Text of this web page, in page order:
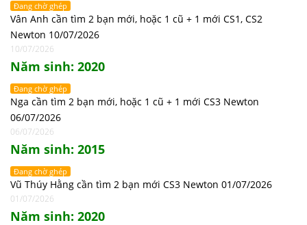
Đang chờ ghép
Vân Anh cần tìm 2 bạn mới, hoặc 1 cũ + 1 mới CS1, CS2
Newton 10/07/2026
10/07/2026
Năm sinh: 2020
Đang chờ ghép
Nga cần tìm 2 bạn mới, hoặc 1 cũ + 1 mới CS3 Newton
06/07/2026
06/07/2026
Năm sinh: 2015
Đang chờ ghép
Vũ Thúy Hằng cần tìm 2 bạn mới CS3 Newton 01/07/2026
01/07/2026
Năm sinh: 2020